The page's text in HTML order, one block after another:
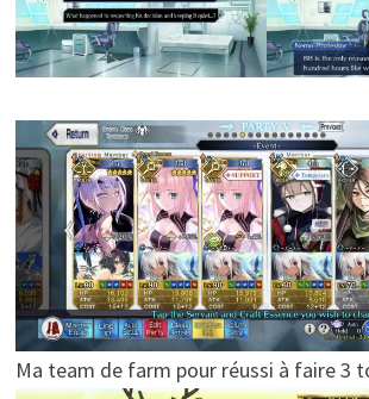
Ma team de farm pour réussi à faire 3